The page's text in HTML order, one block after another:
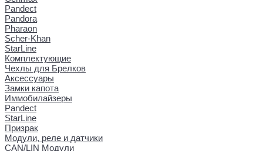
Pandect
Pandora
Pharaon
Scher-Khan
StarLine
Комплектующие
Чехлы для Брелков
Аксессуары
Замки капота
Иммобилайзеры
Pandect
StarLine
Призрак
Модули, реле и датчики
CAN/LIN Модули